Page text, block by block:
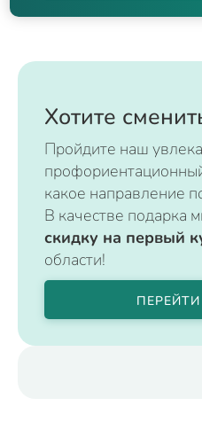
Хотите
Пройдите наш
какое направление
В качестве подарка
скидку на первый
области!